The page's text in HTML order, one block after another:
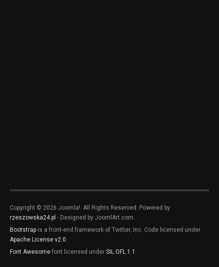
Copyright © 2026 Joomla!. All Rights Reserved. Powered by
rzeszowska24.pl - Designed by JoomlArt.com.
Bootstrap is a front-end framework of Twitter, Inc. Code licensed under
Apache License v2.0.
Font Awesome font licensed under SIL OFL 1.1 .